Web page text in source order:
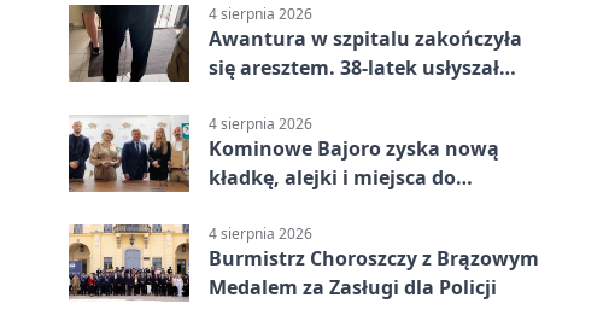
4 sierpnia 2026
Awantura w szpitalu zakończyła
się aresztem. 38-latek usłyszał
4 sierpnia 2026
Kominowe Bajoro zyska nową
kładkę, alejki i miejsca do
4 sierpnia 2026
Burmistrz Choroszczy z Brązowym
Medalem za Zasługi dla Policji